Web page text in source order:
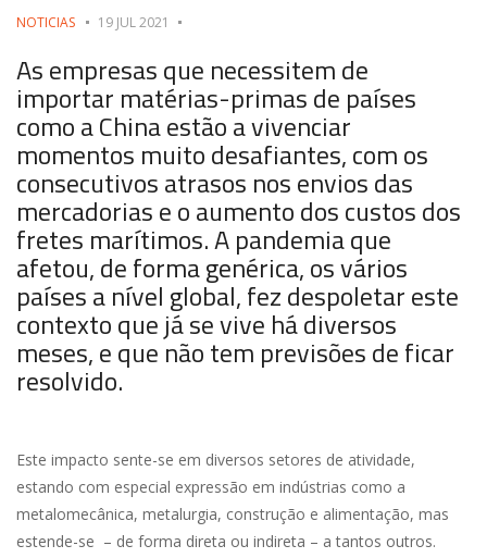
NOTICIAS 19 JUL 2021
As empresas que necessitem de
importar matérias-primas de países
como a China estão a vivenciar
momentos muito desafiantes, com os
consecutivos atrasos nos envios das
mercadorias e o aumento dos custos dos
fretes marítimos. A pandemia que
afetou, de forma genérica, os vários
países a nível global, fez despoletar este
contexto que já se vive há diversos
meses, e que não tem previsões de ficar
resolvido.
Este impacto sente-se em diversos setores de atividade,
estando com especial expressão em indústrias como a
metalomecânica, metalurgia, construção e alimentação, mas
estende-se – de forma direta ou indireta – a tantos outros.